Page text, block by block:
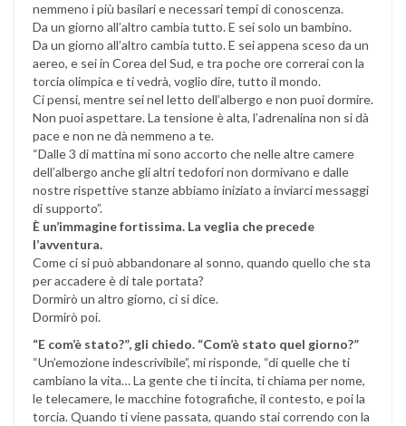
nemmeno i più basilari e necessari tempi di conoscenza.
Da un giorno all’altro cambia tutto. E sei solo un bambino.
Da un giorno all’altro cambia tutto. E sei appena sceso da un
aereo, e sei in Corea del Sud, e tra poche ore correrai con la
torcia olimpica e ti vedrà, voglio dire, tutto il mondo.
Ci pensi, mentre sei nel letto dell’albergo e non puoi dormire.
Non puoi aspettare. La tensione è alta, l’adrenalina non si dà
pace e non ne dà nemmeno a te.
“Dalle 3 di mattina mi sono accorto che nelle altre camere
dell’albergo anche gli altri tedofori non dormivano e dalle
nostre rispettive stanze abbiamo iniziato a inviarci messaggi
di supporto”.
È un’immagine fortissima. La veglia che precede
l’avventura.
Come ci si può abbandonare al sonno, quando quello che sta
per accadere è di tale portata?
Dormirò un altro giorno, ci si dice.
Dormirò poi.
“E com’è stato?”, gli chiedo. “Com’è stato quel giorno?”
“Un’emozione indescrivibile”, mi risponde, “di quelle che ti
cambiano la vita… La gente che ti incita, ti chiama per nome,
le telecamere, le macchine fotografiche, il contesto, e poi la
torcia. Quando ti viene passata, quando stai correndo con la